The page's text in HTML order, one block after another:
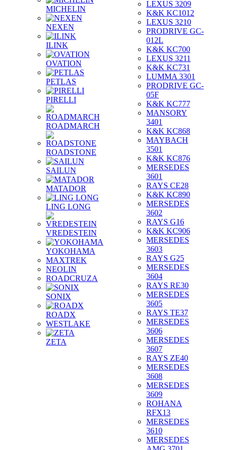
MICHELIN
NEXEN
ILINK
OVATION
PETLAS
PIRELLI
ROADMARCH
ROADSTONE
SAILUN
MATADOR
LING LONG
VREDESTEIN
YOKOHAMA
MAXTREK
NEOLIN
ROADCRUZA
SONIX
ROADX
WESTLAKE
ZETA
LEXUS 3209
K&K KC1012
LEXUS 3210
PRODRIVE GC-
012L
K&K KC700
LEXUS 3211
K&K KC731
LUMMA 3301
PRODRIVE GC-
05F
K&K KC777
MANSORY
3401
K&K KC868
MAYBACH
3501
K&K KC876
MERSEDES
3601
RAYS CE28
K&K KC890
MERSEDES
3602
RAYS G16
K&K KC906
MERSEDES
3603
RAYS G25
MERSEDES
3604
RAYS RE30
MERSEDES
3605
RAYS TE37
MERSEDES
3606
MERSEDES
3607
RAYS ZE40
MERSEDES
3608
MERSEDES
3609
ROHANA
RFX13
MERSEDES
3610
MERSEDES